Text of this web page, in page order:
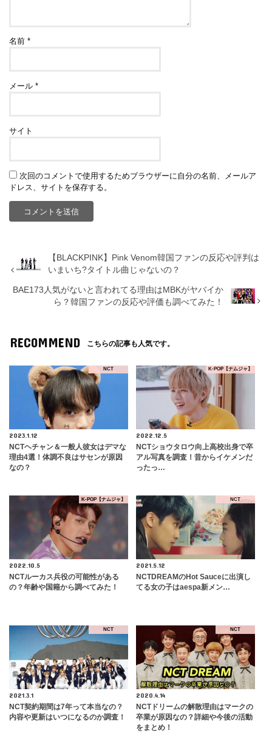
名前*
メール*
サイト
次回のコメントで使用するためブラウザーに自分の名前、メールア
ドレス、サイトを保存する。
【BLACKPINK】Pink Venom韓国ファンの反応や評判は
いまいち?タイトル曲じゃないの？
BAE173人気がないと言われてる理由はMBKがヤバイか
ら？韓国ファンの反応や評価も調べてみた！
RECOMMEND こちらの記事も人気です。
NCT
2023.1.12
NCTヘチャン＆一般人彼女はデマな
理由4選！体調不良はサセンが原因
なの？
K-POP【ナムジャ】
2022.12.5
NCTショウタロウ向上高校出身で卒
アル写真を調査！昔からイケメンだ
ったっ…
K-POP【ナムジャ】
2022.10.5
NCTルーカス兵役の可能性がある
の？年齢や国籍から調べてみた！
NCT
2021.5.12
NCTDREAMのHot Sauceに出演し
てる女の子はaespa新メン…
NCT
2021.3.1
NCT契約期間は7年って本当なの？
内容や更新はいつになるのか調査！
NCT
2020.4.14
NCTドリームの解散理由はマークの
卒業が原因なの？詳細や今後の活動
をまとめ！